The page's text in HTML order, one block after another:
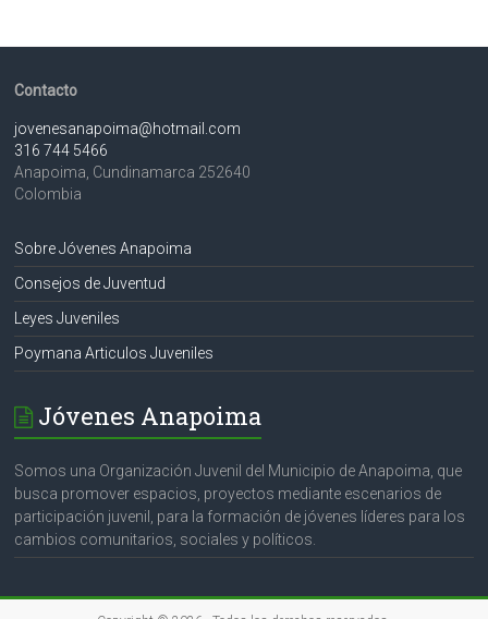
Contacto
jovenesanapoima@hotmail.com
316 744 5466
Anapoima, Cundinamarca 252640
Colombia
Sobre Jóvenes Anapoima
Consejos de Juventud
Leyes Juveniles
Poymana Articulos Juveniles
Jóvenes Anapoima
Somos una Organización Juvenil del Municipio de Anapoima, que
busca promover espacios, proyectos mediante escenarios de
participación juvenil, para la formación de jóvenes líderes para los
cambios comunitarios, sociales y políticos.